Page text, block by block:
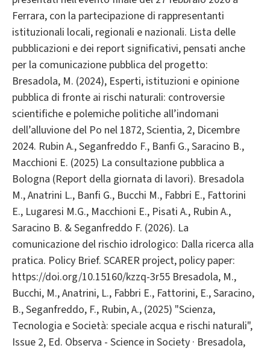
Ferrara, con la partecipazione di rappresentanti
istituzionali locali, regionali e nazionali. Lista delle
pubblicazioni e dei report significativi, pensati anche
per la comunicazione pubblica del progetto:
Bresadola, M. (2024), Esperti, istituzioni e opinione
pubblica di fronte ai rischi naturali: controversie
scientifiche e polemiche politiche all’indomani
dell’alluvione del Po nel 1872, Scientia, 2, Dicembre
2024. Rubin A., Seganfreddo F., Banfi G., Saracino B.,
Macchioni E. (2025) La consultazione pubblica a
Bologna (Report della giornata di lavori). Bresadola
M., Anatrini L., Banfi G., Bucchi M., Fabbri E., Fattorini
E., Lugaresi M.G., Macchioni E., Pisati A., Rubin A.,
Saracino B. & Seganfreddo F. (2026). La
comunicazione del rischio idrologico: Dalla ricerca alla
pratica. Policy Brief. SCARER project, policy paper:
https://doi.org/10.15160/kzzq-3r55 Bresadola, M.,
Bucchi, M., Anatrini, L., Fabbri E., Fattorini, E., Saracino,
B., Seganfreddo, F., Rubin, A., (2025) "Scienza,
Tecnologia e Società: speciale acqua e rischi naturali",
Issue 2, Ed. Observa - Science in Society · Bresadola,